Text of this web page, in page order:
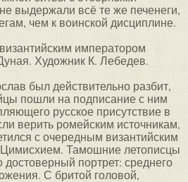
выдержали всё те же печенеги,
чем к воинской дисциплине.
императором
Художник К. Лебедев.
был действительно разбит,
пошли на подписание с ним
русское присутствие в
верить ромейским источникам,
с очередным византийским
Тамошние летописцы
портрет: среднего
С бритой головой,